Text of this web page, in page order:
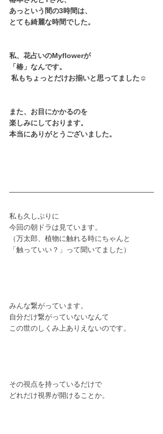
あっという間の3時間は、
とても綺麗な時間でした。
私、花占いのMyflowerが
「椿」なんです。
私もちょっとだけお揃いと思ってました☺
また、お目にかかるのを
楽しみにしております。
本当にありがとうございました。
私も久しぶりに
今回の朝ドラは見ています。
（万太郎、植物に触れる時にちゃんと
「触っていい？」って聞いてました）
みんな繋がっています。
自分だけ繋がっていないなんて
この世のしくみ上ありえないのです。
その視点を持っているだけで
どれだけ視界が開けることか。